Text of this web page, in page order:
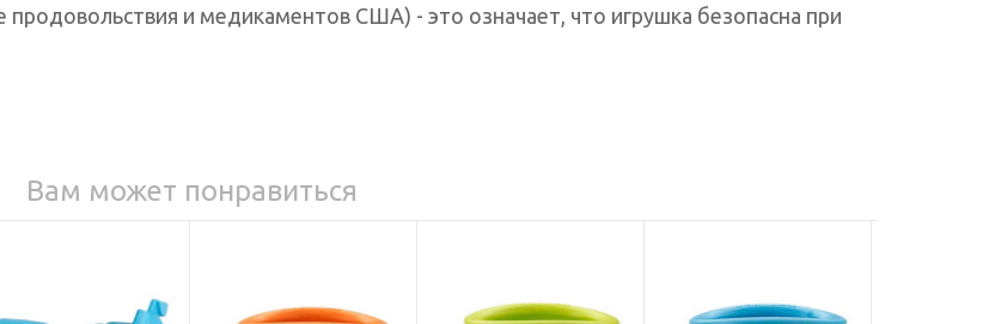
и медикаментов США) - это означает, что игрушка безопасна при
Вам может понравиться